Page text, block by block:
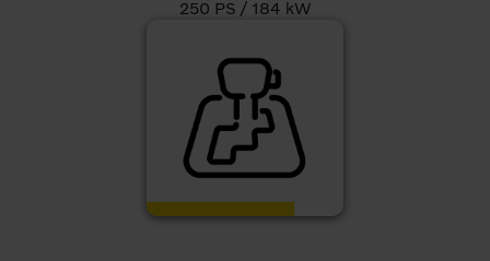
250 PS / 184 kW